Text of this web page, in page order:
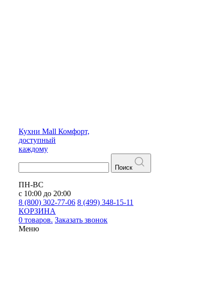
Кухни Mall Комфорт,
доступный
каждому
Поиск
ПН-ВС
с 10:00 до 20:00
8 (800) 302-77-06 8 (499) 348-15-11
КОРЗИНА
0 товаров. Заказать звонок
Меню